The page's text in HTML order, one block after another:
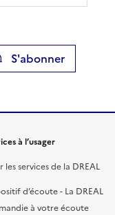
S'abonner
à l’usager
les services de la DREAL
d’écoute - La DREAL
à votre écoute